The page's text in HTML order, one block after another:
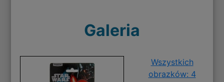
Galeria
Wszystkich
obrazków: 4